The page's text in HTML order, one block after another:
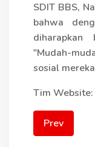
SDIT BBS,
bahwa
"Mudah-
sosial
Tim
Prev